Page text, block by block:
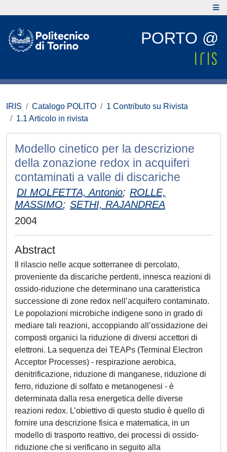
PORTO @
IRIS Catalogo POLITO
1 Contributo su Rivista
1.1 Articolo in rivista
Modello cinetico per la descrizione
della zonazione redox in acquiferi
contaminati a valle di discariche
DI MOLFETTA, Antonio; ROLLE,
MASSIMO; SETHI, RAJANDREA
2004
Abstract
Il rilascio nelle acque sotterranee di percolato,
proveniente da discariche perdenti, innesca reazioni di
ossido-riduzione che determinano una caratteristica
successione di zone redox nell’acquifero contaminato.
Le popolazioni microbiche indigene sono in grado di
mediare tali reazioni, accoppiando all’ossidazione dei
composti organici la riduzione di diversi accettori di
elettroni. La sequenza dei TEAPs (Terminal Electron
Acceptor Processes) - respirazione aerobica,
denitrificazione, riduzione di manganese, riduzione di
ferro, riduzione di solfato e metanogenesi - è
determinata dalla resa energetica delle diverse
reazioni redox. L’obiettivo di questo studio è quello di
fornire una descrizione fisica e matematica, in un
modello di trasporto reattivo, dei processi di ossido-
riduzione che si verificano in seguito alla